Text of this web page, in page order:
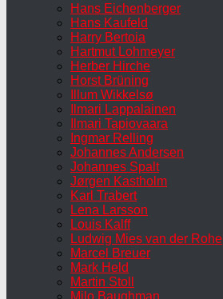
Hans Eichenberger
Hans Kaufeld
Harry Bertoia
Hartmut Lohmeyer
Herber Hirche
Horst Brüning
Illum Wikkelsø
Ilmari Lappalainen
Ilmari Tapiovaara
Ingmar Relling
Johannes Andersen
Johannes Spalt
Jørgen Kastholm
Karl Trabert
Lena Larsson
Louis Kalff
Ludwig Mies van der Rohe
Marcel Breuer
Mark Held
Martin Stoll
Milo Baughman